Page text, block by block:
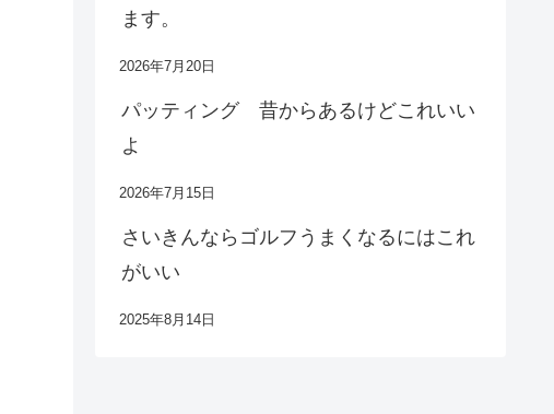
ます。
2026年7月20日
パッティング 昔からあるけどこれいい
よ
2026年7月15日
さいきんならゴルフうまくなるにはこれ
がいい
2025年8月14日